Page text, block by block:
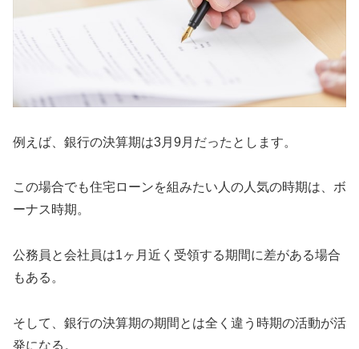
例えば、銀行の決算期は3月9月だったとします。
この場合でも住宅ローンを組みたい人の人気の時期は、ボ
ーナス時期。
公務員と会社員は1ヶ月近く受領する期間に差がある場合
もある。
そして、銀行の決算期の期間とは全く違う時期の活動が活
発になる。